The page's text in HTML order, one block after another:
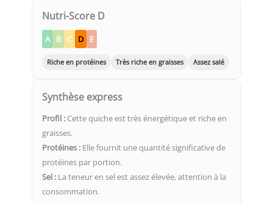
Nutri-Score D
A B C D E
Riche en protéines Très riche en graisses Assez salé
Synthèse express
Profil : Cette quiche est très énergétique et riche en
graisses.
Protéines : Elle fournit une quantité significative de
protéines par portion.
Sel : La teneur en sel est assez élevée, attention à la
consommation.